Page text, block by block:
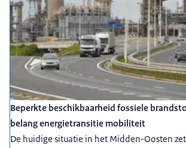
Beperkte beschikbaarheid fossiele
belang energietransitie mobiliteit
De huidige situatie in het Midden-Oosten